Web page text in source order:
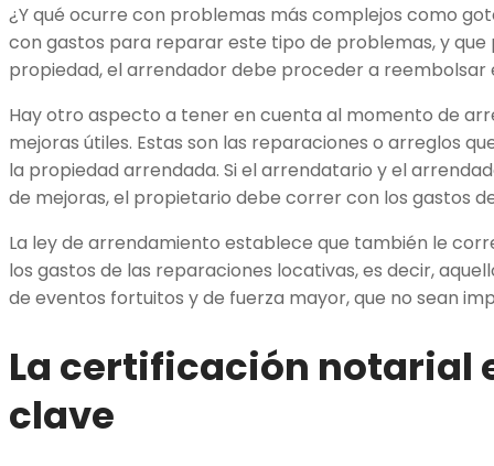
¿Y qué ocurre con problemas más complejos como
con gastos para reparar este tipo de problemas, y que
propiedad, el arrendador debe proceder a reembolsar
Hay otro aspecto a tener en cuenta al momento de
mejoras útiles. Estas son las reparaciones o arreglos
la propiedad arrendada. Si el arrendatario y el
de mejoras, el propietario debe correr con los gastos
La ley de arrendamiento establece que también le
los gastos de las reparaciones locativas, es decir,
de eventos fortuitos y de fuerza mayor, que no sean
La certificación notarial
clave